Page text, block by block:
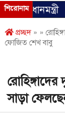
শিরোনাম
প্রচ্ছদ» »
ফোজিত শেখ বাবু
সাড়া